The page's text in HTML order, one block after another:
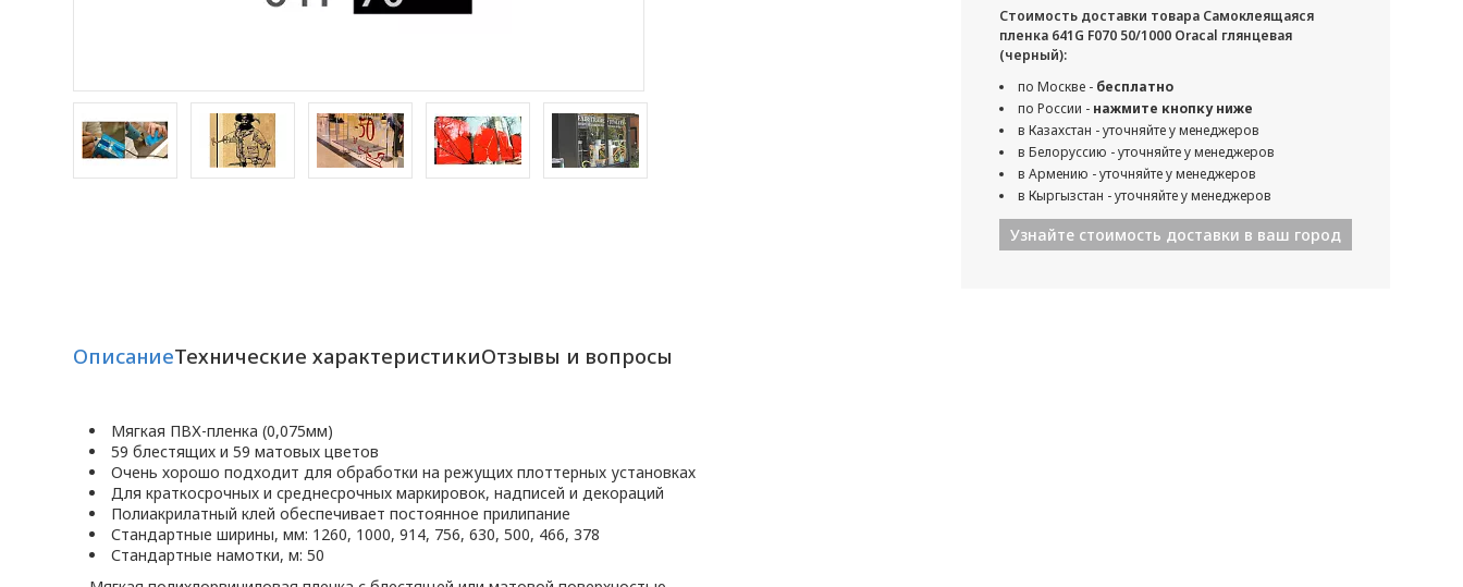
Стоимость доставки товара Самоклеящаяся
пленка 641G F070 50/1000 Oracal глянцевая
(черный):
по Москве - бесплатно
по России - нажмите кнопку ниже
в Казахстан - уточняйте у менеджеров
в Белоруссию - уточняйте у менеджеров
в Армению - уточняйте у менеджеров
в Кыргызстан - уточняйте у менеджеров
Узнайте стоимость доставки в ваш город
ОписаниеТехнические характеристикиОтзывы и вопросы
Мягкая ПВХ-пленка (0,075мм)
59 блестящих и 59 матовых цветов
Очень хорошо подходит для обработки на режущих плоттерных установках
Для краткосрочных и среднесрочных маркировок, надписей и декораций
Полиакрилатный клей обеспечивает постоянное прилипание
Стандартные ширины, мм: 1260, 1000, 914, 756, 630, 500, 466, 378
Стандартные намотки, м: 50